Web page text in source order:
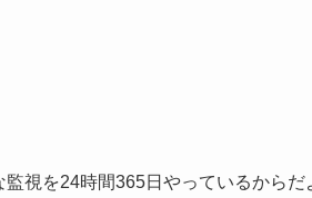
視を24時間365日やっているからだ